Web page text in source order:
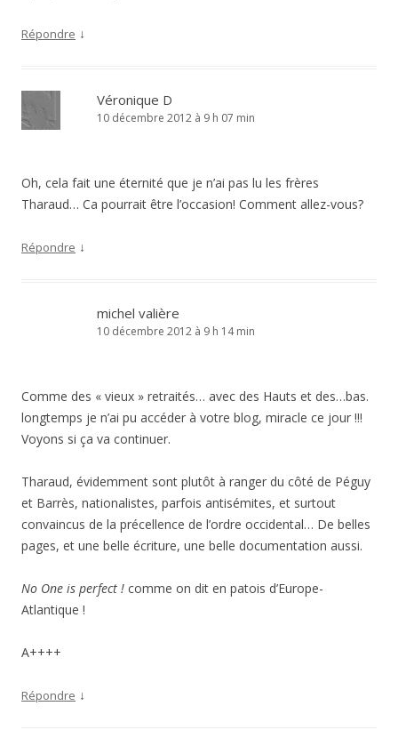
Répondre ↓
Véronique D
10 décembre 2012 à 9 h 07 min
Oh, cela fait une éternité que je n’ai pas lu les frères
Tharaud… Ca pourrait être l’occasion! Comment allez-vous?
Répondre ↓
michel valière
10 décembre 2012 à 9 h 14 min
Comme des « vieux » retraités… avec des Hauts et des…bas.
longtemps je n’ai pu accéder à votre blog, miracle ce jour !!!
Voyons si ça va continuer.
Tharaud, évidemment sont plutôt à ranger du côté de Péguy
et Barrès, nationalistes, parfois antisémites, et surtout
convaincus de la précellence de l’ordre occidental… De belles
pages, et une belle écriture, une belle documentation aussi.
No One is perfect ! comme on dit en patois d’Europe-
Atlantique !
A++++
Répondre ↓